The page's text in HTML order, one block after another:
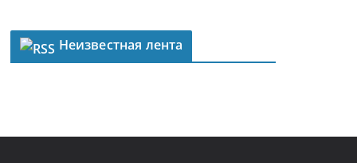
Неизвестная лента